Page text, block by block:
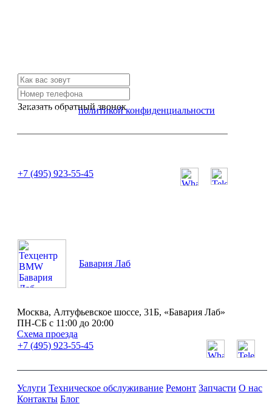
Заказать обратный звонок
Я согласен сполитикой конфиденциальности
+7 (495) 923-55-45
Бавария Лаб
Москва, Алтуфьевское шоссе, 31Б, «Бавария Лаб»
ПН-СБ с 11:00 до 20:00
Схема проезда
+7 (495) 923-55-45
Услуги Техническое обслуживание Ремонт Запчасти О нас
Контакты Блог